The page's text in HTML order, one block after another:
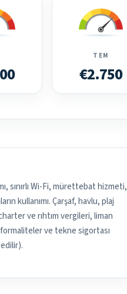
TEM
€2.750
sınırlı Wi-Fi, mürettebat hizmeti,
kullanımı. Çarşaf, havlu, plaj
ve rıhtım vergileri, liman
ve tekne sigortası